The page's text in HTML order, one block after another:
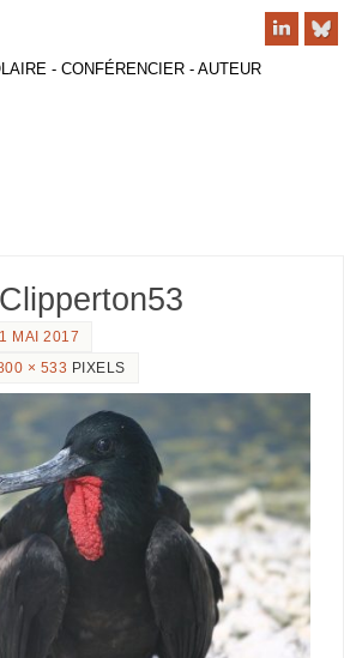
- CONFÉRENCIER - AUTEUR
1 MAI 2017
× 533 PIXELS